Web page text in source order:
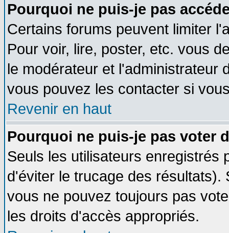
Pourquoi ne puis-je pas
Certains forums peuvent limiter
Pour voir, lire, poster, etc. vous
le modérateur et l'administrateur
vous pouvez les contacter si
Revenir en haut
Pourquoi ne puis-je pas voter
Seuls les utilisateurs enregistrés
d'éviter le trucage des
vous ne pouvez toujours pas
les droits d'accès appropriés.